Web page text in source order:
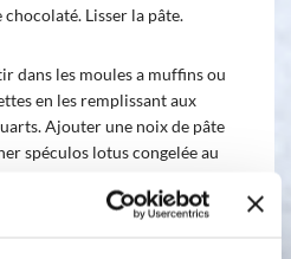
chocolaté. Lisser la pâte.
dans les moules a muffins ou
en les remplissant aux
Ajouter une noix de pâte
spéculos lotus congelée au